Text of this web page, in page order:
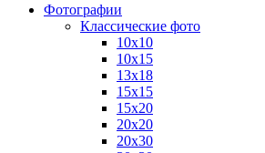
Фотографии
Классические фото
10х10
10х15
13х18
15х15
15х20
20х20
20х30